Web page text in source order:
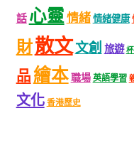
話 心靈情緒情緒健康
財散文文創 旅遊
品繪本職場 英語學習
文化 香港歷史